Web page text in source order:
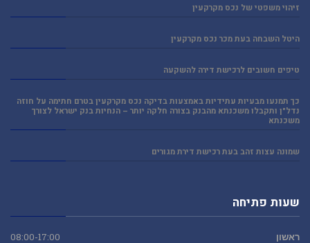
זיהוי משפטי של נכס מקרקעין
היטל השבחה בעת מכר נכס מקרקעין
טיפים חשובים לרכישת דירה להשקעה
כך תמנעו מבעיות עתידיות באמצעות בדיקה נכס מקרקעין בטרם חתימה על חוזה
נדל"ן ותקבלו משכנתא מהבנק בצורה חלקה יותר – הנחיות בנק ישראל לצורך
משכנתא
שמונה עצות זהב בעת רכישת דירת מגורים
שעות פתיחה
ראשון 08:00-17:00